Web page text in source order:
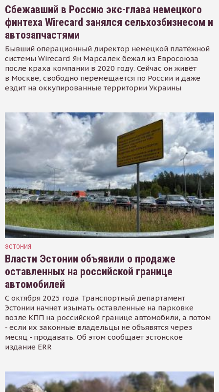
Сбежавший в Россию экс-глава немецкого
финтеха Wirecard занялся сельхозбизнесом и
автозапчастями
Бывший операционный директор немецкой платёжной
системы Wirecard Ян Марсалек бежал из Евросоюза
после краха компании в 2020 году. Сейчас он живёт
в Москве, свободно перемещается по России и даже
ездит на оккупированные территории Украины
ЭСТОНИЯ
Власти Эстонии объявили о продаже
оставленных на российской границе
автомобилей
С октября 2025 года Транспортный департамент
Эстонии начнет изымать оставленные на парковке
возле КПП на российской границе автомобили, а потом
- если их законные владельцы не объявятся через
месяц - продавать. Об этом сообщает эстонское
издание ERR